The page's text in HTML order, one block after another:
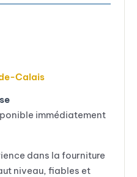
Calais
immédiatement
dans la fourniture
niveau, fiables et